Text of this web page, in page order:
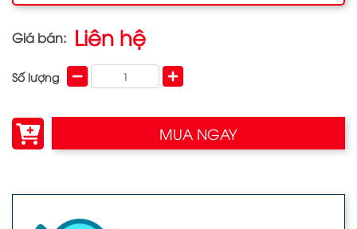
Giá bán: Liên hệ
Số lượng
MUA NGAY